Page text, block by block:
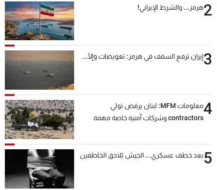
2هرمز... والشرط الإيراني!
3إيران ترفع السقف في هرمز: تعويضات وإلّا...
4
معلومات MFM: لبنان يرفض تولي
contractors وشركات أمنية خاصة مهمة
5بعد خطف عسكري... الجيش يُلاحق الخاطفين